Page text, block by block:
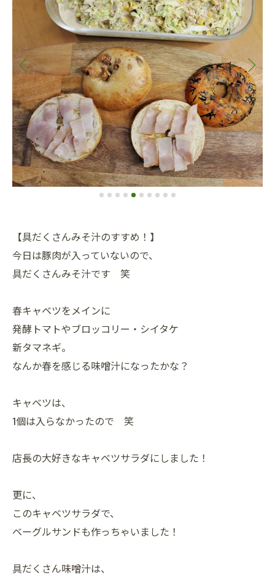
【具だくさんみそ汁のすすめ！】
今日は豚肉が入っていないので、
具だくさんみそ汁です 笑
春キャベツをメインに
発酵トマトやブロッコリー・シイタケ
新タマネギ。
なんか春を感じる味噌汁になったかな？
キャベツは、
1個は入らなかったので 笑
店長の大好きなキャベツサラダにしました！
更に、
このキャベツサラダで、
ベーグルサンドも作っちゃいました！
具だくさん味噌汁は、